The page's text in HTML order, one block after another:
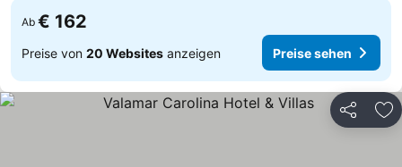
Ab € 162
Preise von 20 Websites anzeigen Preise sehen
Teilen